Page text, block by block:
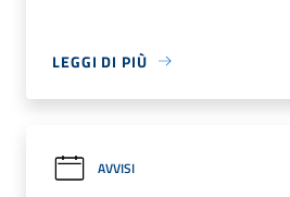
LEGGI DI PIÙ
AVVISI